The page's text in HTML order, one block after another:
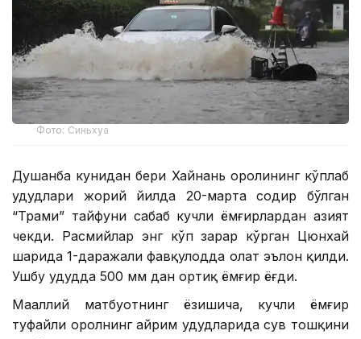
Фото: Синьхуа
Душанба кунидан бери Хайнань оролининг кўплаб
ҳудудлари жорий йилда 20-марта содир бўлган
“Трами” тайфуни сабаб кучли ёмғирлардан азият
чекди. Расмийлар энг кўп зарар кўрган Цюнхай
шаҳрида 1-даражали фавқулодда ҳолат эълон қилди.
Ушбу ҳудудда 500 мм дан ортиқ ёмғир ёғди.
Маҳаллий матбуотнинг ёзишича, кучли ёмғир
туфайли оролнинг айрим ҳудудларида сув тошқини